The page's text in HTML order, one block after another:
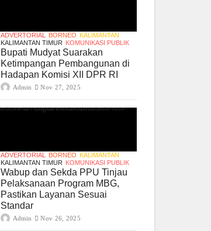
ADVERTORIAL BORNEO KALIMANTAN
KALIMANTAN TIMUR KOMUNIKASI PUBLIK
Bupati Mudyat Suarakan
Ketimpangan Pembangunan di
Hadapan Komisi XII DPR RI
Admin Nov 27, 2025
ADVERTORIAL BORNEO KALIMANTAN
KALIMANTAN TIMUR KOMUNIKASI PUBLIK
Wabup dan Sekda PPU Tinjau
Pelaksanaan Program MBG,
Pastikan Layanan Sesuai
Standar
Admin Nov 26, 2025